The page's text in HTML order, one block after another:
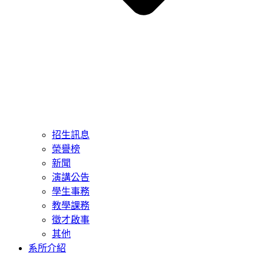
招生訊息
榮譽榜
新聞
演講公告
學生事務
教學課務
徵才啟事
其他
系所介紹